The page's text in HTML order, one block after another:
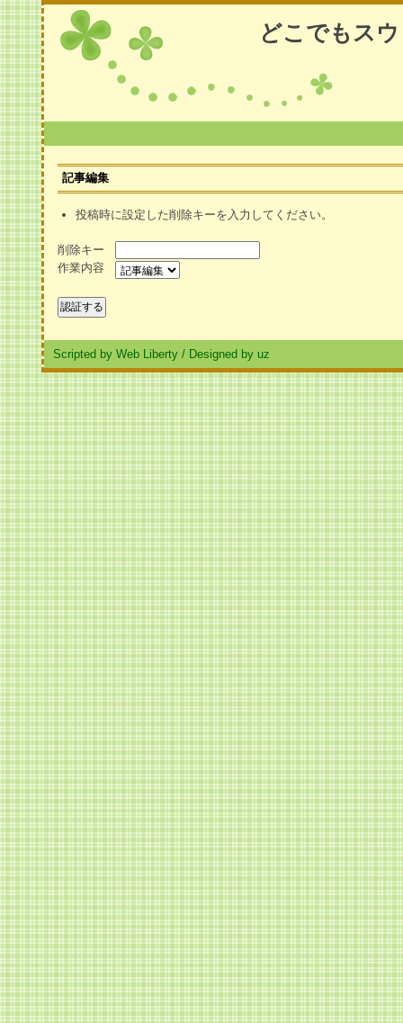
どこでもス
記事編集
投稿時に設定した削除キーを入力してください。
削除キー
作業内容
Scripted by Web Liberty / Designed by uz